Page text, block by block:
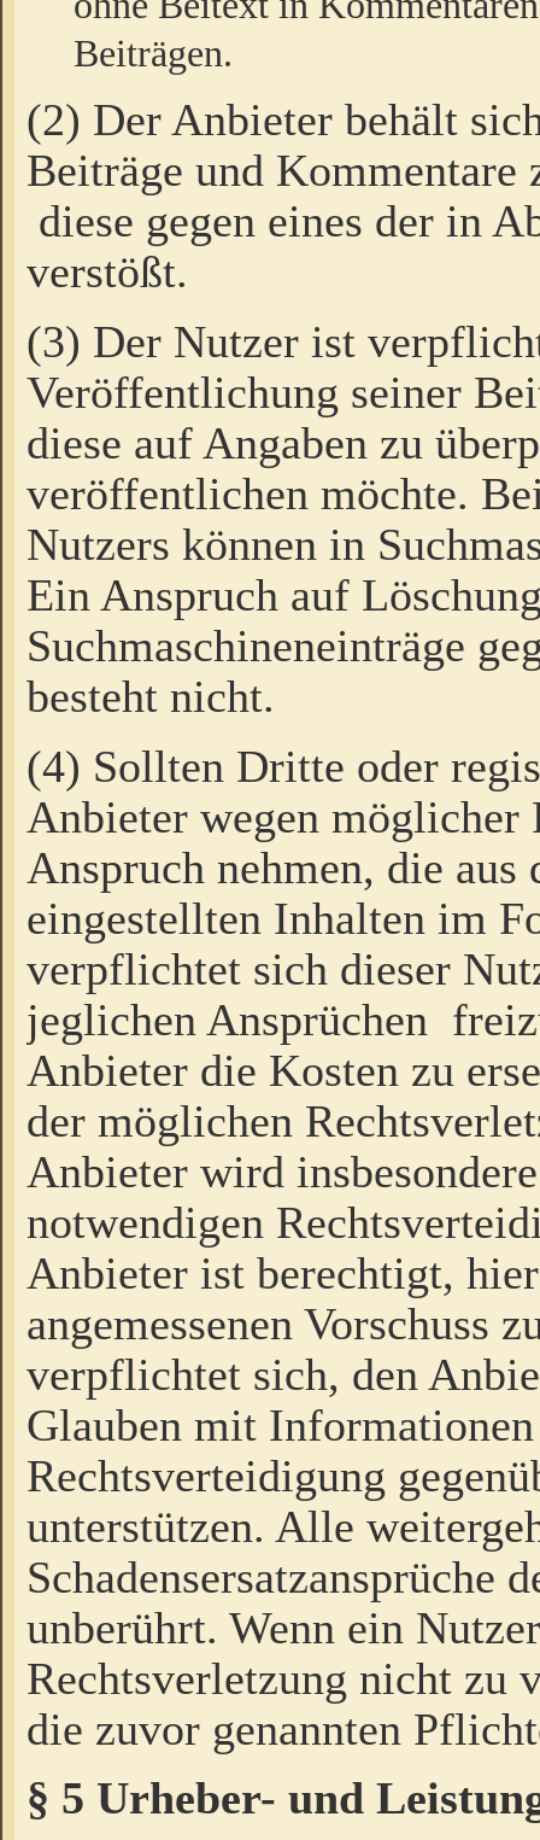
Beiträgen.
(2) Der Anbieter behält
Beiträge und Kommentare
diese gegen eines der in
verstößt.
(3) Der Nutzer ist
Veröffentlichung seiner
diese auf Angaben zu
veröffentlichen möchte.
Nutzers können in
Ein Anspruch auf
Suchmaschineneinträge
besteht nicht.
(4) Sollten Dritte oder
Anbieter wegen möglicher
Anspruch nehmen, die
eingestellten Inhalten im
verpflichtet sich dieser
jeglichen Ansprüchen
Anbieter die Kosten zu
der möglichen
Anbieter wird
notwendigen
Anbieter ist berechtigt,
angemessenen Vorschuss
verpflichtet sich, den
Glauben mit
Rechtsverteidigung
unterstützen. Alle
Schadensersatzansprüche
unberührt. Wenn ein
Rechtsverletzung nicht zu
die zuvor genannten
§ 5 Urheber- und